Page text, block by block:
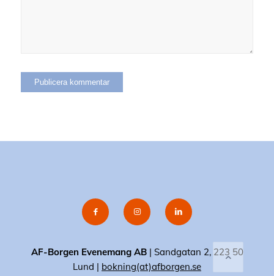
AF-Borgen Evenemang AB| Sandgatan 2, 223 50
Lund | bokning(at)afborgen.se